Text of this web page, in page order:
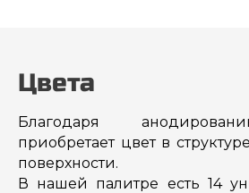
Цвета
Благодаря
приобретает цвет в
поверхности.
В нашей палитре есть 14